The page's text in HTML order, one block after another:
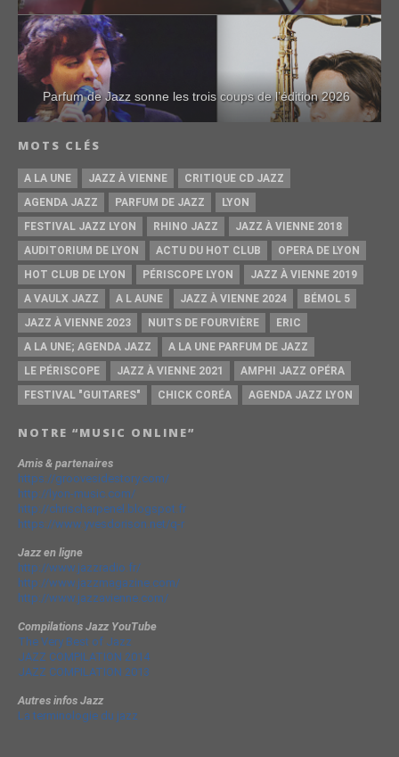
Parfum de Jazz sonne les trois coups de l’édition 2026
MOTS CLÉS
A LA UNE JAZZ À VIENNE
CRITIQUE CD JAZZ
AGENDA JAZZ
PARFUM DE JAZZ
LYON
FESTIVAL JAZZ LYON
RHINO JAZZ
JAZZ À VIENNE 2018
AUDITORIUM DE LYON
ACTU DU HOT CLUB
OPERA DE LYON
HOT CLUB DE LYON
PÉRISCOPE LYON
JAZZ À VIENNE 2019
A VAULX JAZZ
A L AUNE JAZZ À VIENNE 2024
BÉMOL 5
JAZZ À VIENNE 2023
NUITS DE FOURVIÈRE
ERIC
A LA UNE; AGENDA JAZZ
A LA UNE PARFUM DE JAZZ
LE PÉRISCOPE
JAZZ À VIENNE 2021
AMPHI JAZZ OPÉRA
FESTIVAL "GUITARES"
CHICK CORÉA AGENDA JAZZ LYON
NOTRE “MUSIC ONLINE”
Amis & partenaires
https://groovesidestory.com/
http://lyon-music.com/
http://chrischarpenel.blogspot.fr
https://www.yvesdorison.net/q-r
Jazz en ligne
http://www.jazzradio.fr/
http://www.jazzmagazine.com/
http://www.jazzavienne.com/
Compilations Jazz YouTube
The Very Best of Jazz
JAZZ COMPILATION 2014
JAZZ COMPILATION 2013
Autres infos Jazz
La terminologie du jazz